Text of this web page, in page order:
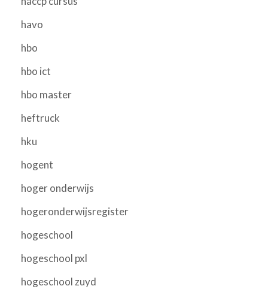
havo
hbo
hbo ict
hbo master
heftruck
hku
hogent
hoger onderwijs
hogeronderwijsregister
hogeschool
hogeschool pxl
hogeschool zuyd